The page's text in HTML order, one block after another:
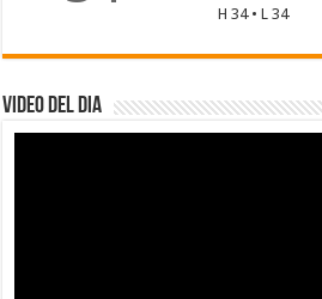
H 34 • L 34
Video del dia